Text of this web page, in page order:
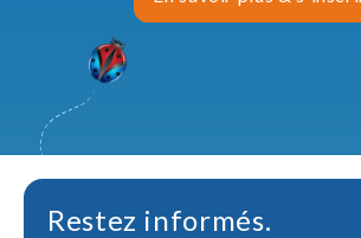
Restez informés.